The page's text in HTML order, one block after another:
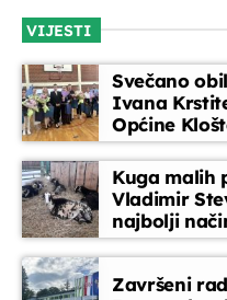
VIJESTI
Svečano
Ivana
Općine
Kuga malih
Vladimir
najbolji
bolesti
Završeni